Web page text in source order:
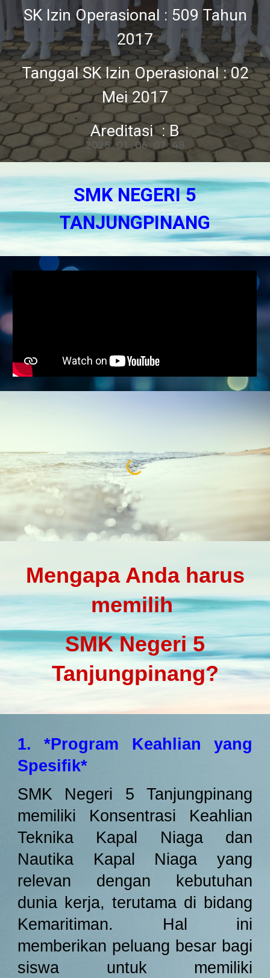
SK Izin Operasional : 509 Tahun
2017
Tanggal SK Izin Operasional : 02
Mei 2017
Areditasi : B
SMK NEGERI 5
TANJUNGPINANG
Mengapa Anda harus
memilih
SMK Negeri 5
Tanjungpinang?
1. *Program Keahlian yang
Spesifik*
SMK Negeri 5 Tanjungpinang
memiliki Konsentrasi Keahlian
Teknika Kapal Niaga dan
Nautika Kapal Niaga yang
relevan dengan kebutuhan
dunia kerja, terutama di bidang
Kemaritiman. Hal ini
memberikan peluang besar bagi
siswa untuk memiliki